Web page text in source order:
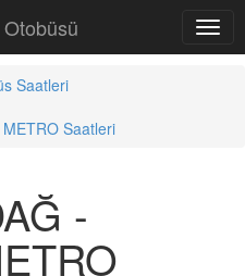
Saatleri
Saatleri
-